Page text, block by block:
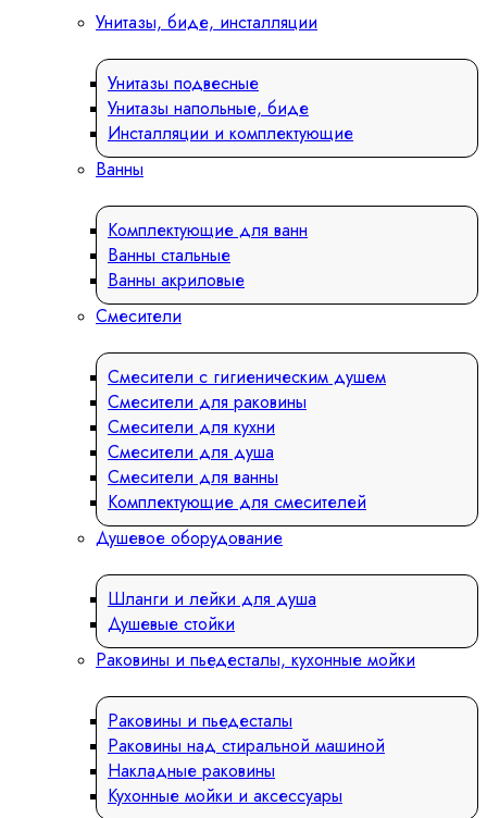
Унитазы, биде, инсталляции
Унитазы подвесные
Унитазы напольные, биде
Инсталляции и комплектующие
Ванны
Комплектующие для ванн
Ванны стальные
Ванны акриловые
Смесители
Смесители с гигиеническим душем
Смесители для раковины
Смесители для кухни
Смесители для душа
Смесители для ванны
Комплектующие для смесителей
Душевое оборудование
Шланги и лейки для душа
Душевые стойки
Раковины и пьедесталы, кухонные мойки
Раковины и пьедесталы
Раковины над стиральной машиной
Накладные раковины
Кухонные мойки и аксессуары